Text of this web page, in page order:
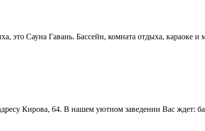
это Сауна Гавань. Бассейн, комната отдыха, караоке
Кирова, 64. В нашем уютном заведении Вас ждет: